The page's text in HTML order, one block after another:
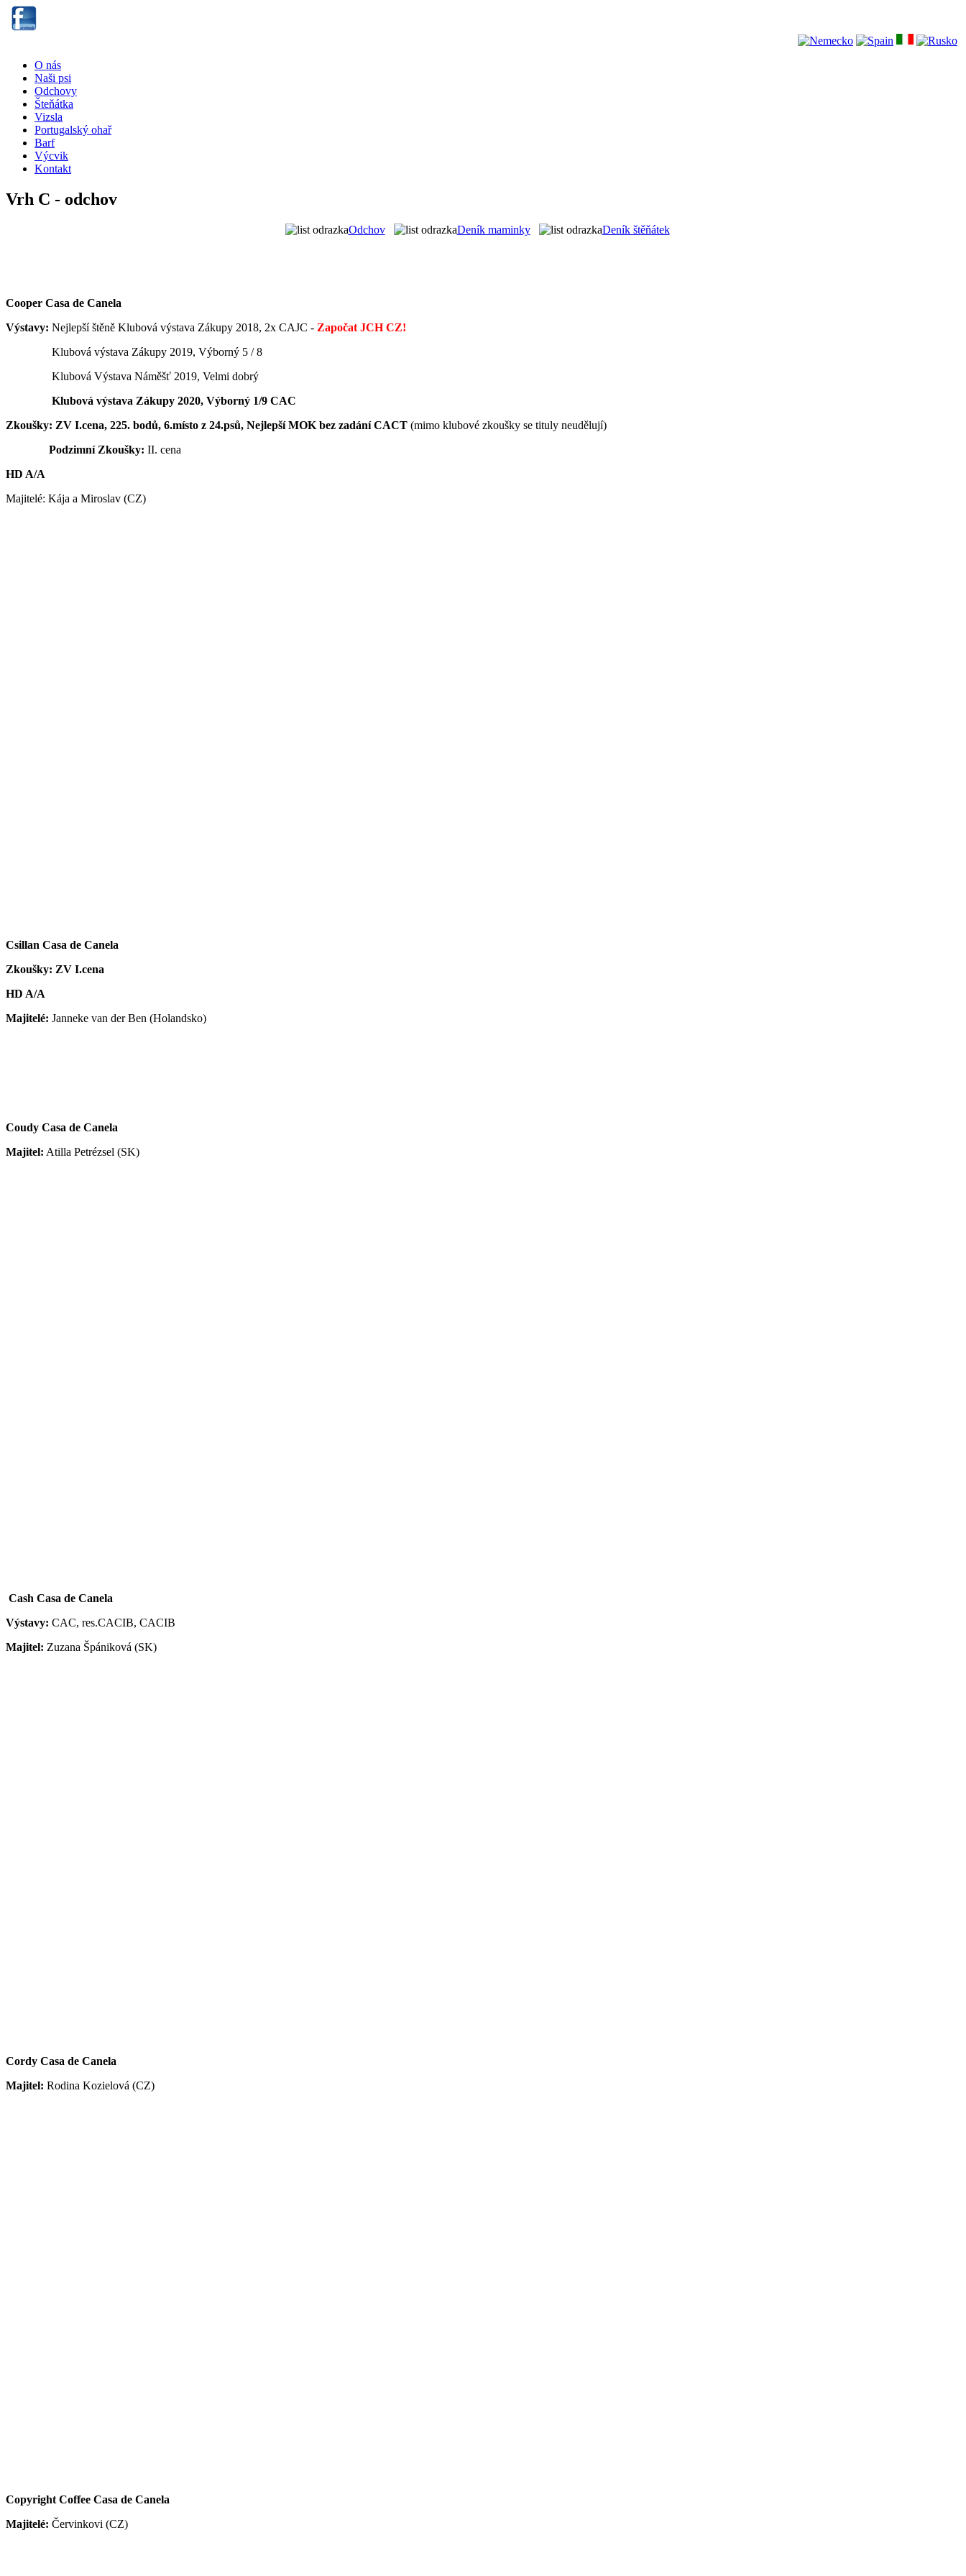
O nás
Naši psi
Odchovy
Šteňátka
Vizsla
Portugalský ohař
Barf
Výcvik
Kontakt
Vrh C - odchov
Odchov Deník maminky Deník štěňátek
Cooper Casa de Canela
Výstavy: Nejlepší štěně Klubová výstava Zákupy 2018, 2x CAJC - Započat JCH CZ!
Klubová výstava Zákupy 2019, Výborný 5 / 8
Klubová Výstava Náměšť 2019, Velmi dobrý
Klubová výstava Zákupy 2020, Výborný 1/9 CAC
Zkoušky: ZV I.cena, 225. bodů, 6.místo z 24.psů, Nejlepší MOK bez zadání CACT (mimo klubové zkoušky se tituly neudělují)
Podzimní Zkoušky: II. cena
HD A/A
Majitelé: Kája a Miroslav (CZ)
Csillan Casa de Canela
Zkoušky: ZV I.cena
HD A/A
Majitelé: Janneke van der Ben (Holandsko)
Coudy Casa de Canela
Majitel: Atilla Petrézsel (SK)
Cash Casa de Canela
Výstavy: CAC, res.CACIB, CACIB
Majitel: Zuzana Špániková (SK)
Cordy Casa de Canela
Majitel: Rodina Kozielová (CZ)
Copyright Coffee Casa de Canela
Majitelé: Červinkovi (CZ)